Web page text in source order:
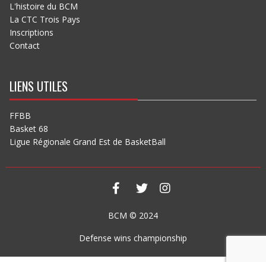
L'histoire du BCM
La CTC Trois Pays
Inscriptions
Contact
LIENS UTILES
FFBB
Basket 68
Ligue Régionale Grand Est de BasketBall
BCM © 2024
Defense wins championship